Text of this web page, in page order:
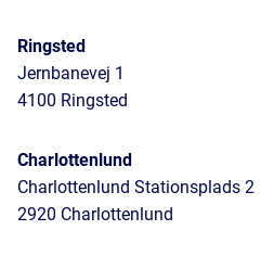
Ringsted
Jernbanevej 1
4100 Ringsted
Charlottenlund
Charlottenlund Stationsplads 2
2920 Charlottenlund